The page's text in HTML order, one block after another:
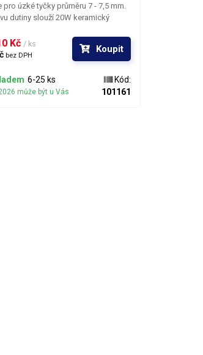
pro úzké tyčky průměru 7 - 7,5 mm.
dutiny slouží 20W keramický
odporu (PTC), zajišťující rychlý
postupné snižování příkonu
Kč / ks
bez DPH
Koupit
6-25 ks
může být u Vás
Kód:
101161